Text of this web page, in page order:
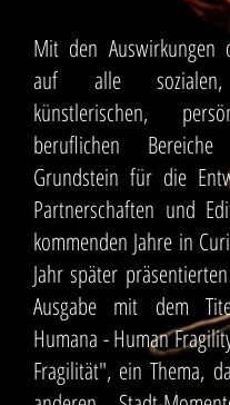
Mit den Auswirkungen
auf alle sozialen,
künstlerischen,
beruflichen
Grundstein für die
Partnerschaften und
kommenden Jahre in
Jahr später
Ausgabe mit dem
Humana - Human
Fragilität", ein Thema,